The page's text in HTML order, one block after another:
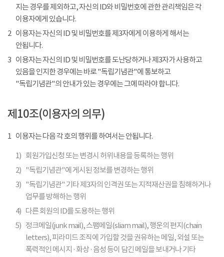
지는 경우를 제외하고, 자신의 ID와 비밀번호에 관한 관리책임은 각
이용자에게 있습니다.
2 이용자는 자신의 ID 및 비밀번호를 제3자에게 이용하게 해서는
안됩니다.
3 이용자는 자신의 ID 및 비밀번호를 도난당하거나 제3자가 사용하고
있음을 인지한 경우에는 바로 "독립기념관"에 통보하고
"독립기념관"의 안내가 있는 경우에는 그에 따라야 합니다.
제10조(이용자의 의무)
1 이용자는 다음 각 호의 행위를 하여서는 안됩니다.
1) 회원가입신청 또는 변경시 허위내용을 등록하는 행위
2) "독립기념관"에 게시된 정보를 변경하는 행위
3) "독립기념관" 기타 제3자의 인격권 또는 지적재산권을 침해하거나
업무를 방해하는 행위
4) 다른 회원의 ID를 도용하는 행위
5) 정크메일(junk mail), 스팸메일(sliam mail), 행운의 편지(chain
letters), 피라미드 조직에 가입할 것을 권유하는 메일, 외설 또는
폭력적인 메시지 · 화상 · 음성 등이 담긴 메일을 보내거나 기타